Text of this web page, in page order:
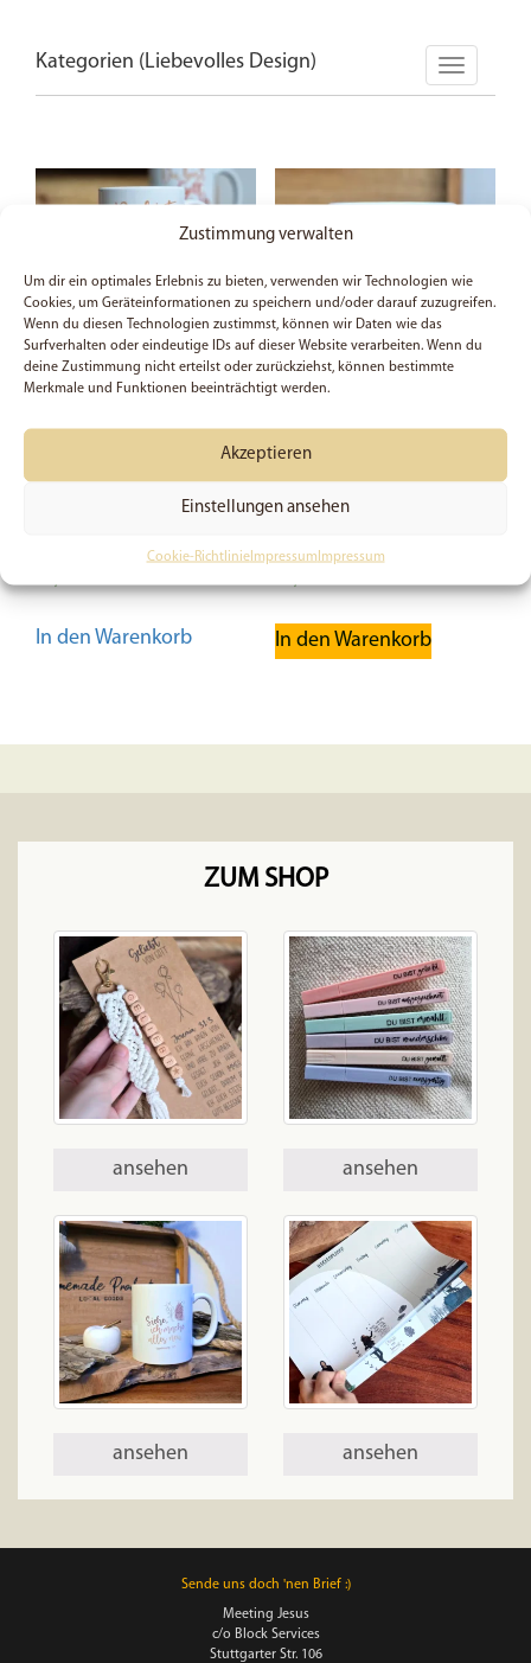
Zustimmung verwalten
Um dir ein optimales Erlebnis zu bieten, verwenden wir Technologien wie
Cookies, um Geräteinformationen zu speichern und/oder darauf zuzugreifen.
Wenn du diesen Technologien zustimmst, können wir Daten wie das
Surfverhalten oder eindeutige IDs auf dieser Website verarbeiten. Wenn du
deine Zustimmung nicht erteilst oder zurückziehst, können bestimmte
Merkmale und Funktionen beeinträchtigt werden.
Akzeptieren
Einstellungen ansehen
Cookie-RichtlinieImpressum Impressum
Kategorien (Liebevolles Design)
Du bist ein Gott der
14,99€
In den Warenkorb
Warm ums Herz | Lukas
24, 32 | Tasse | Bibelvers |
Glaube | Lagerfeuer |
Jesus | Gott | Bibel | Cup |
Geschenk
14,99€
In den Warenkorb
ZUM SHOP
ansehen ansehen
ansehen ansehen
Sende uns doch 'nen Brief :)
Meeting Jesus
c/o Block Services
Stuttgarter Str. 106